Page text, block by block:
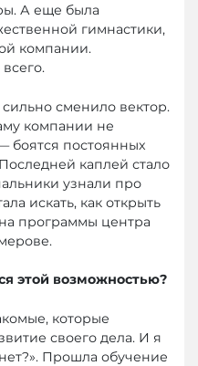
А еще была
гимнастики,
компании.
сменило вектор.
компании не
боятся постоянных
каплей стало
узнали про
искать, как открыть
программы центра
этой возможностью?
которые
своего дела. И я
Прошла обучение